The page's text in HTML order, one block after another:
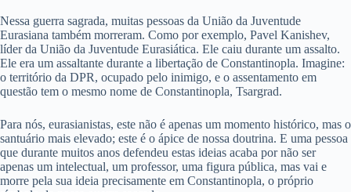
Nessa guerra sagrada, muitas pessoas da União da Juventude
Eurasiana também morreram. Como por exemplo, Pavel Kanishev,
líder da União da Juventude Eurasiática. Ele caiu durante um assalto.
Ele era um assaltante durante a libertação de Constantinopla. Imagine:
o território da DPR, ocupado pelo inimigo, e o assentamento em
questão tem o mesmo nome de Constantinopla, Tsargrad.
Para nós, eurasianistas, este não é apenas um momento histórico, mas o
santuário mais elevado; este é o ápice de nossa doutrina. E uma pessoa
que durante muitos anos defendeu estas ideias acaba por não ser
apenas um intelectual, um professor, uma figura pública, mas vai e
morre pela sua ideia precisamente em Constantinopla, o próprio